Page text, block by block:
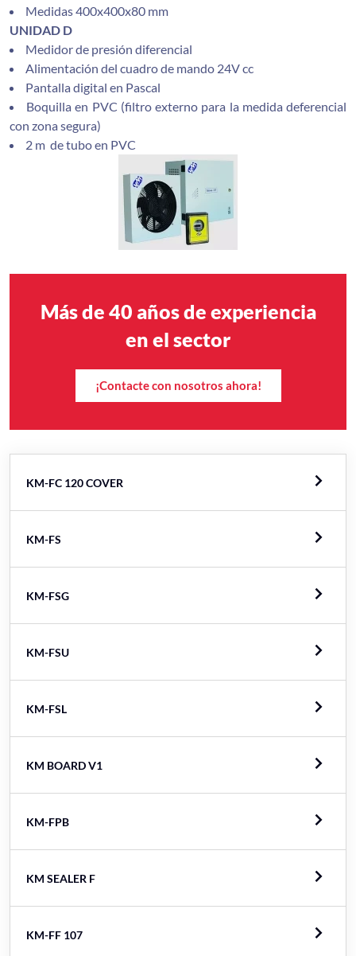
Medidas 400x400x80 mm
UNIDAD D
Medidor de presión diferencial
Alimentación del cuadro de mando 24V cc
Pantalla digital en Pascal
Boquilla en PVC (filtro externo para la medida deferencial
con zona segura)
2 m de tubo en PVC
KM-FC 120 COVER
KM-FS
KM-FSG
KM-FSU
KM-FSL
KM BOARD V1
KM-FPB
KM SEALER F
KM-FF 107
Más de 40 años de experiencia
en el sector
¡Contacte con nosotros ahora!